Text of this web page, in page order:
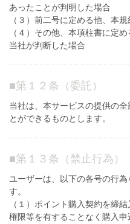
あったことが判明した場合
（３）前二号に定める他、本
（４）その他、本項柱書に定
当社が判断した場合
■第１２条（委託）
当社は、本サービスの提供の
とができるものとします。
■第１３条（禁止行為）
ユーザーは、以下の各号の行
す。
（１）ポイント購入契約を締
権限等を有することなく購入申